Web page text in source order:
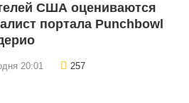
США оцениваются
портала Punchbowl
20:01 257